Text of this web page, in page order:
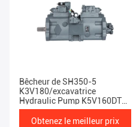
5
Bêcheur de SH350-5
K3V180/excavatrice
Hydraulic Pump K5V160DTP-
180R-9Y04
Obtenez le meilleur prix